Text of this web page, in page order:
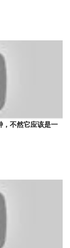
，不然它应该是一